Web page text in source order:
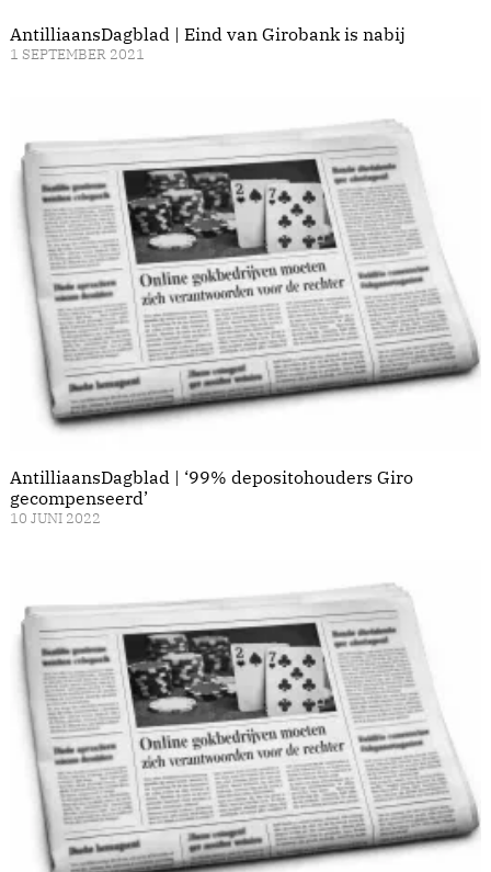
AntilliaansDagblad | Eind van Girobank is nabij
1 SEPTEMBER 2021
AntilliaansDagblad | ‘99% depositohouders Giro
gecompenseerd’
10 JUNI 2022